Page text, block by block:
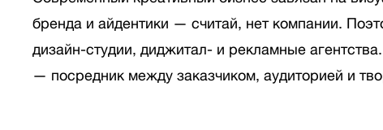
бренда и айдентики — считай, нет компании.
дизайн-студии, диджитал- и рекламные
— посредник между заказчиком, аудиторией и